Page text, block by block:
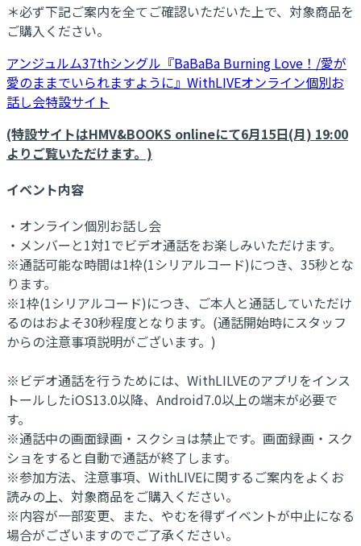
＊必ず下記ご案内を全てご確認いただいた上で、対象商品を
ご購入ください。
アンジュルム37thシングル『BaBaBa Burning Love！/愛が
愛のままでいられますように』WithLIVEオンライン個別お
話し会特設サイト
(特設サイトはHMV&BOOKS onlineにて6月15日(月) 19:00
よりご覧いただけます。)
イベント内容
・オンライン個別お話し会
・メンバーと1対1でビデオ通話をお楽しみいただけます。
※通話可能な時間は1枠(1シリアルコード)につき、35秒とな
ります。
※1枠(1シリアルコード)につき、ご本人と通話していただけ
るのはおよそ30秒程度となります。(通話開始時にスタッフ
からの注意事項説明がございます。)
※ビデオ通話を行うためには、WithLILVEのアプリをインス
トールしたiOS13.0以降、Android7.0以上の端末が必要で
す。
※通話中の画面録画・スクショは禁止です。画面録画・スク
ショをすると自動で通話が終了します。
※参加方法、注意事項、WithLIVEに関するご案内をよくお
読みの上、対象商品をご購入ください。
※内容が一部変更、また、やむを得ずイベントが中止になる
場合がございますのでご了承ください。